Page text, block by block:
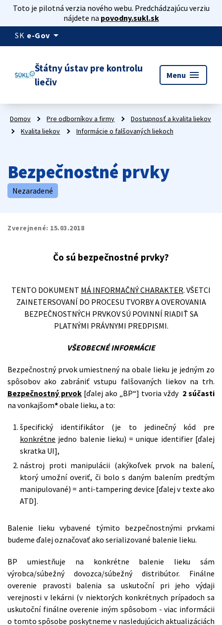
Toto je pilotná verzia nového webu. Predchádzajúcu verziu
nájdete na povodny.sukl.sk
SK e-Gov arrow_drop_down
Štátny ústav pre kontrolu
liečiv
Menu menu
Domov Pre odborníkov a firmy
Dostupnosť a kvalita liekov
Kvalita liekov
Informácie o falšovaných liekoch
Bezpečnostné prvky
Nezaradené
Zverejnené: 15.03.2018
Čo sú bezpečnostné prvky?
TENTO DOKUMENT MÁ INFORMAČNÝ CHARAKTER. VŠETCI
ZAINETERSOVANÍ DO PROCESU TVORBY A OVEROVANIA
BEZPEČNOSTNÝCH PRVKOV SÚ POVINNÍ RIADIŤ SA
PLATNÝMI PRÁVNYMI PREDPISMI.
VŠEOBECNÉ INFORMÁCIE
Bezpečnostný prvok umiestnený na obale lieku je jedným zo
spôsobov ako zabrániť vstupu falšovaných liekov na trh.
Bezpečnostný prvok [ďalej ako „BP“] tvoria vždy 2 súčasti
na vonkajšom*obale lieku, a to:
špecifický identifikátor (je to jedinečný kód pre
konkrétne jedno balenie lieku) = unique identifier [ďalej
skratka UI],
nástroj proti manipulácii (akýkoľvek prvok na balení,
ktorý umožní overiť, či bolo s daným balením predtým
manipulované) = anti-tampering device [ďalej v texte ako
ATD].
Balenie lieku vybavené týmito bezpečnostnými prvkami
budeme ďalej označovať ako serializované balenie lieku.
BP umiestňuje na konkrétne balenie lieku sám
výrobca/súbežný dovozca/súbežný distribútor. Finálne
overenie pravosti balenia sa uskutoční pri jeho výdaji
verejnosti v lekárni (v niektorých konkrétnych prípadoch sa
uskutoční finálne overenie iným spôsobom - viac informácii
o tomto spôsobe poskytneme v nasledujúcich aktualizáciách